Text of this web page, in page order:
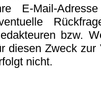
E-Mail-
bzw.
diesen Zweck zur
nicht.